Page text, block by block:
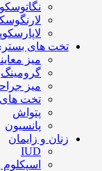
تخت های
میز
گرومینگ
میز
تخت
پتواش
پانسیون
زنان و زایمان
IUD
اسپکلوم